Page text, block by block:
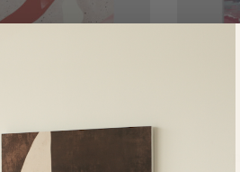
Pink No. 13